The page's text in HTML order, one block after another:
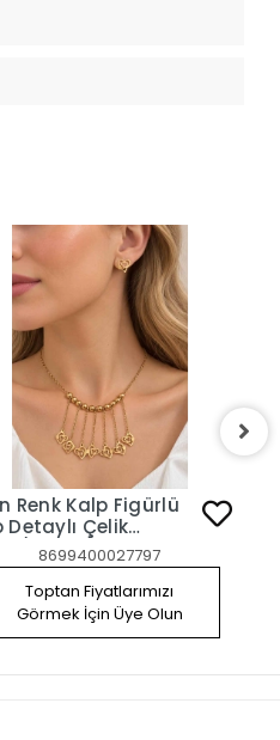
Renk Kalp Figürlü
Detaylı Çelik
Küpe Set
8699400027797
Toptan Fiyatlarımızı
Görmek İçin Üye Olun